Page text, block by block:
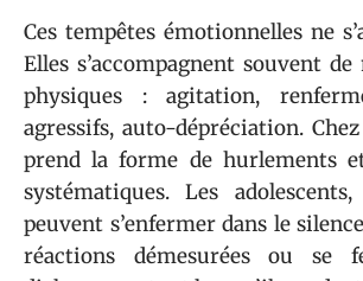
Ces tempêtes émotionnelles ne
Elles s’accompagnent souvent
physiques : agitation,
agressifs, auto-dépréciation.
prend la forme de hurlements
systématiques. Les
peuvent s’enfermer dans le
réactions démesurées ou se